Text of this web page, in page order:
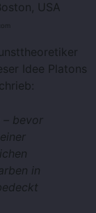
USA
Idee Platons
– bevor
in